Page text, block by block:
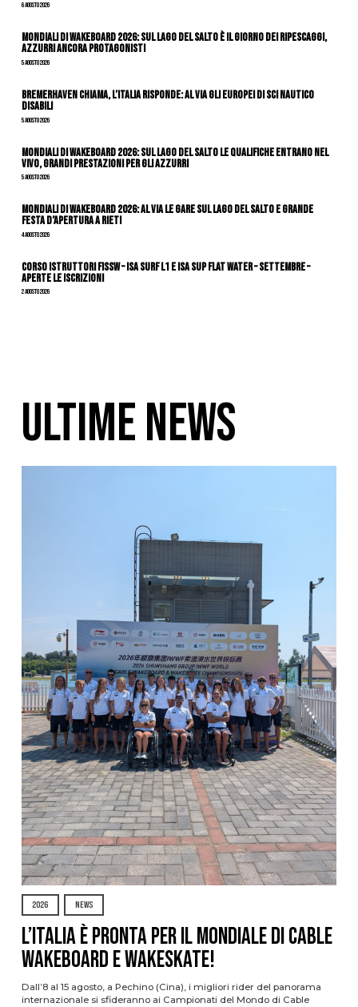
6 Agosto 2026
Mondiali di Wakeboard 2026: sul Lago del Salto è il giorno dei ripescaggi,
azzurri ancora protagonisti
5 Agosto 2026
Bremerhaven chiama, l’Italia risponde: al via gli Europei di Sci Nautico
Disabili
5 Agosto 2026
Mondiali di Wakeboard 2026: sul Lago del Salto le qualifiche entrano nel
vivo, grandi prestazioni per gli azzurri
5 Agosto 2026
Mondiali di Wakeboard 2026: al via le gare sul Lago del Salto e grande
festa d’apertura a Rieti
4 Agosto 2026
CORSO ISTRUTTORI FISSW – ISA SURF L1 e ISA SUP Flat Water – SETTEMBRE –
APERTE LE ISCRIZIONI
2 Agosto 2026
ULTIME NEWS
2026 NEWS
L’Italia è pronta per il Mondiale di Cable
Wakeboard e Wakeskate!
Dall’8 al 15 agosto, a Pechino (Cina), i migliori rider del panorama
internazionale si sfideranno ai Campionati del Mondo di Cable